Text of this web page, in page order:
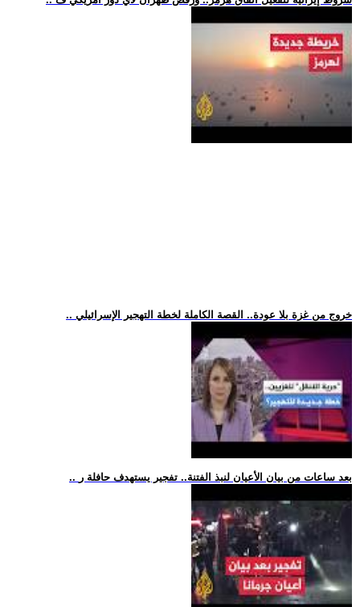
.. خروج من غزة بلا عودة.. القصة الكاملة لخطة التهجير الإسرائيلي
.. بعد ساعات من بيان الأعيان لنبذ الفتنة.. تفجير يستهدف حافلة ر